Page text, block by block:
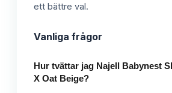
ett bättre val.
Vanliga frågor
Hur tvättar jag Najell Babynest
X Oat Beige?